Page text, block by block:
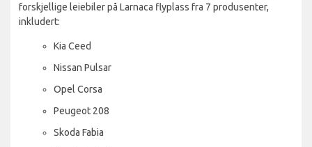
forskjellige leiebiler på Larnaca flyplass fra 7 produsenter,
inkludert:
Kia Ceed
Nissan Pulsar
Opel Corsa
Peugeot 208
Skoda Fabia